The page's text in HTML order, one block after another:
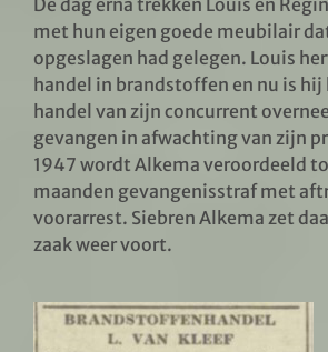
De dag erna trekken Louis en
met hun eigen goede meubilair
opgeslagen had gelegen. Louis
handel in brandstoffen en nu is hij
handel van zijn concurrent
gevangen in afwachting van zijn
1947 wordt Alkema veroordeeld
maanden gevangenisstraf met
voorarrest. Siebren Alkema zet
zaak weer voort.